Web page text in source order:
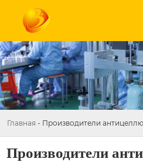
Главная - Производители
Производители